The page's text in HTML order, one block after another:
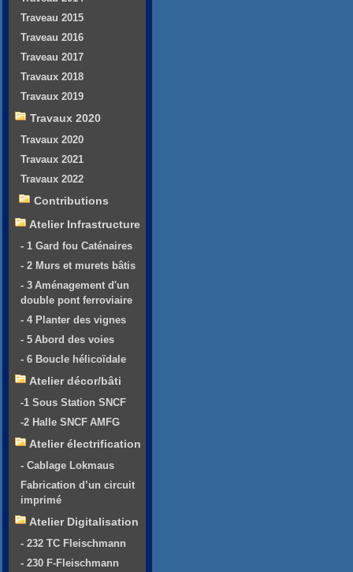
Traveau 2015
Traveau 2016
Traveau 2017
Travaux 2018
Travaux 2019
Travaux 2020
Travaux 2020
Travaux 2021
Travaux 2022
Contributions
Atelier Infrastructure
- 1 Gard fou Caténaires
- 2 Murs et murets bâtis
- 3 Aménagement d'un
double pont ferroviaire
- 4 Planter des vignes
- 5 Abord des voies
- 6 Boucle hélicoïdale
Atelier décor/bâti
-1 Sous Station SNCF
-2 Halle SNCF AMFG
Atelier électrification
- Cablage Lokmaus
Fabrication d’un circuit
imprimé
Atelier Digitalisation
- 232 TC Fleischmann
- 230 F-Fleischmann